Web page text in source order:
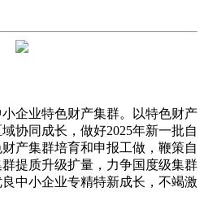
业特色财产集群。以特色财产
协同成长，做好2025年新一批自
产集群培育和申报工做，鞭策自
提质升级扩量，力争国度级集群
中小企业专精特新成长，不竭激